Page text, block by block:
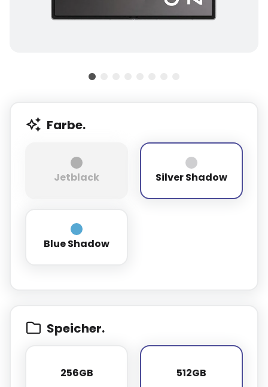
Farbe.
Jetblack
Jetblack Silver Shadow
Silver Shadow
Blue Shadow
Blue Shadow
Speicher.
256GB
256GB 512GB
512GB